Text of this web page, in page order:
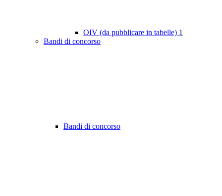
OIV (da pubblicare in tabelle) 1
Bandi di concorso
Bandi di concorso